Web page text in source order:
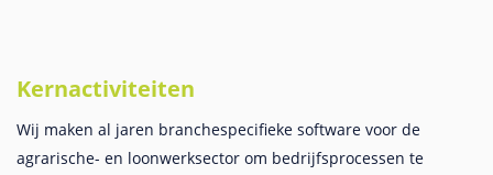
Kernactiviteiten
Wij maken al jaren branchespecifieke software voor de
agrarische- en loonwerksector om bedrijfsprocessen te